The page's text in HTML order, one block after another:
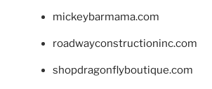
mickeybarmama.com
roadwayconstructioninc.com
shopdragonflyboutique.com